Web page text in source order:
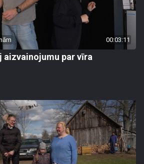
00:03:11
aizvainojumu par vīra